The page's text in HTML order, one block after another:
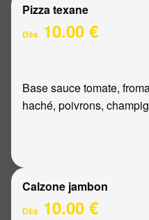
Pizza texane
Dès 10.00 €
Base sauce tomate,
haché, poivrons,
Calzone jambon
Dès 10.00 €